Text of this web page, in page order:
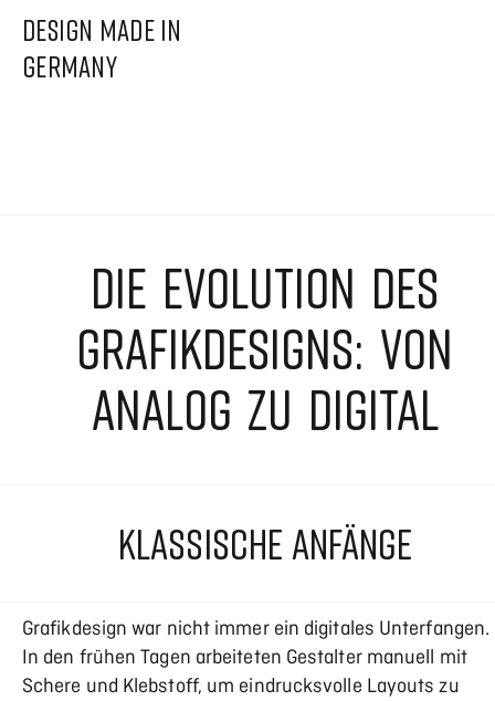
DESIGN MADE IN
GERMANY
DIE EVOLUTION DES
GRAFIKDESIGNS: VON
ANALOG ZU DIGITAL
KLASSISCHE ANFÄNGE
Grafikdesign war nicht immer ein digitales Unterfangen.
In den frühen Tagen arbeiteten Gestalter manuell mit
Schere und Klebstoff, um eindrucksvolle Layouts zu